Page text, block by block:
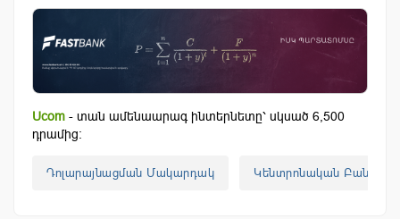
Ucom - տան ամենաարագ ինտերնետը՝ սկսած 6,500
դրամից:
Դոլարայնացման Մակարդակ Կենտրոնական Բանկ